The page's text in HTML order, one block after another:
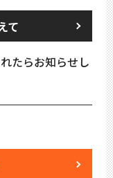
て
たらお知らせし